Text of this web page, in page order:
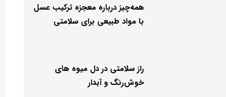
همه‌چیز درباره معجزه ترکیب عسل
با مواد طبیعی برای سلامتی
راز سلامتی در دل میوه‌ های
خوش‌رنگ و آبدار